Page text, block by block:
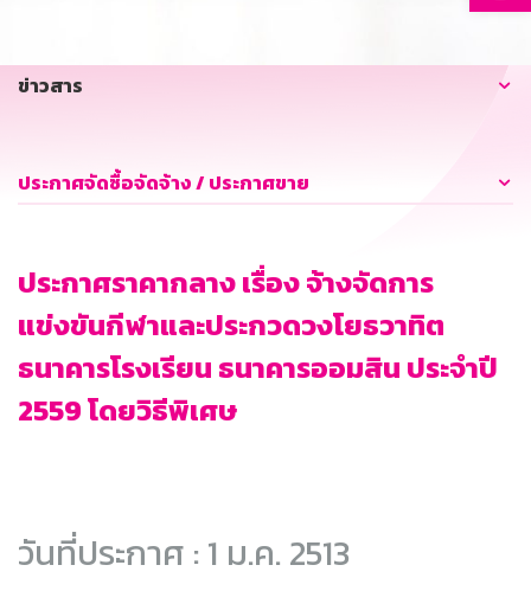
ข่าวสาร
ประกาศจัดซื้อจัดจ้าง / ประกาศขาย
ประกาศราคากลาง เรื่อง จ้างจัดการ
แข่งขันกีฬาและประกวดวงโยธวาทิต
ธนาคารโรงเรียน ธนาคารออมสิน ประจำปี
2559 โดยวิธีพิเศษ
วันที่ประกาศ : 1 ม.ค. 2513